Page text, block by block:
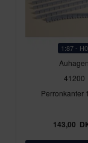
1:87 - H0
Auhagen
41200
Perronkanter
143,00